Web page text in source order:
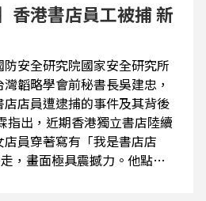
香港書店員工被捕 新
安全研究院國家安全研究所
韜略學會前秘書長吳建忠，
店員遭逮捕的事件及其背後
員穿著寫有「我是書店店
，畫面極具震撼力。他點